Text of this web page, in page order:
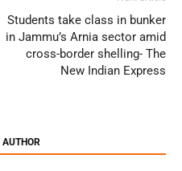
Students take class in bunker
in Jammu’s Arnia sector amid
cross-border shelling- The
New Indian Express
AUTHOR